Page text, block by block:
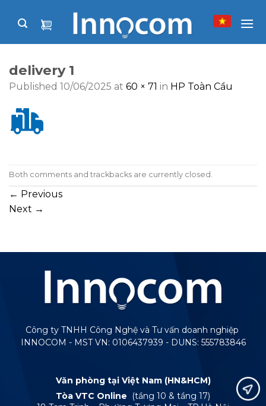
delivery 1
Published 10/06/2025 at 60 × 71 in HP Toàn Cầu
Both comments and trackbacks are currently closed.
← Previous
Next →
Công ty TNHH Công Nghệ và Tư vấn doanh nghiệp
INNOCOM - MST VN: 0106437939 - DUNS: 555783846
Văn phòng tại Việt Nam (HN&HCM)
Tòa VTC Online
(tầng 10 & tầng 17)